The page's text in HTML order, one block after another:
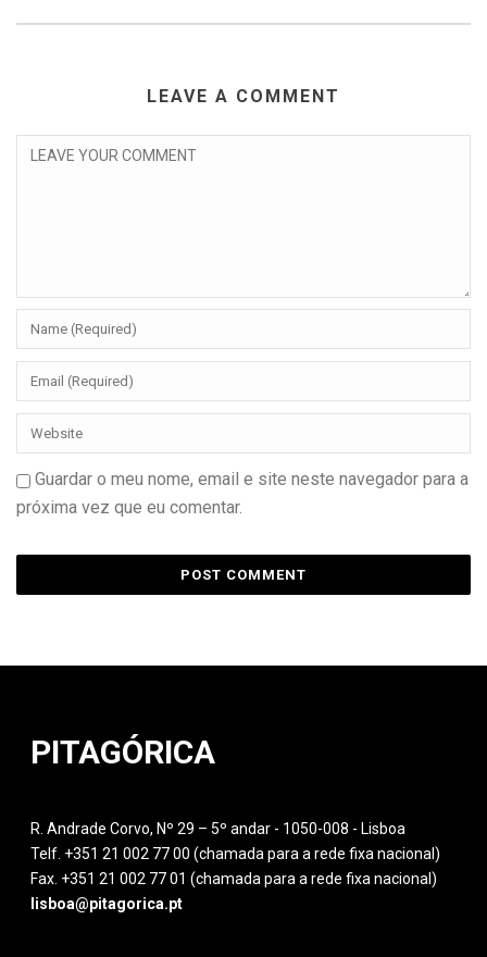
LEAVE A COMMENT
Guardar o meu nome, email e site neste navegador para a
próxima vez que eu comentar.
PITAGÓRICA
R. Andrade Corvo, Nº 29 – 5º andar - 1050-008 - Lisboa
Telf. +351 21 002 77 00 (chamada para a rede fixa nacional)
Fax. +351 21 002 77 01 (chamada para a rede fixa nacional)
lisboa@pitagorica.pt